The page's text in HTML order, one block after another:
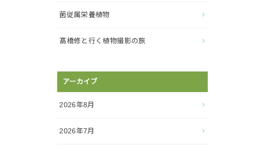
菌従属栄養植物
髙橋修と行く植物撮影の旅
アーカイブ
2026年8月
2026年7月